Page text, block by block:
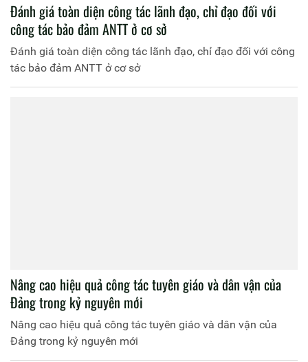
Đánh giá toàn diện công tác lãnh đạo, chỉ đạo đối với
công tác bảo đảm ANTT ở cơ sở
Đánh giá toàn diện công tác lãnh đạo, chỉ đạo đối với công
tác bảo đảm ANTT ở cơ sở
Nâng cao hiệu quả công tác tuyên giáo và dân vận của
Đảng trong kỷ nguyên mới
Nâng cao hiệu quả công tác tuyên giáo và dân vận của
Đảng trong kỷ nguyên mới